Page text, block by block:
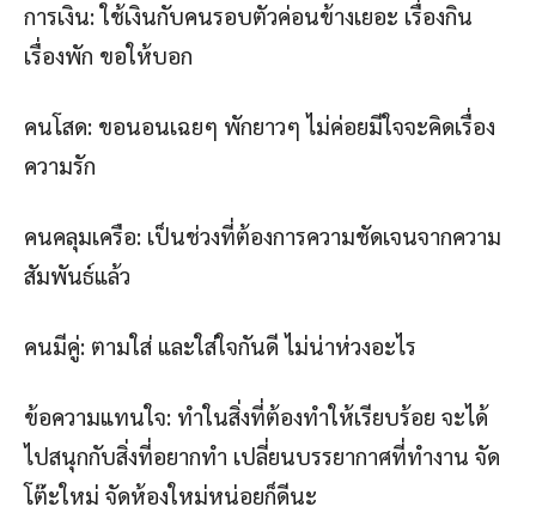
การเงิน: ใช้เงินกับคนรอบตัวค่อนข้างเยอะ เรื่องกิน
เรื่องพัก ขอให้บอก
คนโสด: ขอนอนเฉยๆ พักยาวๆ ไม่ค่อยมีใจจะคิดเรื่อง
ความรัก
คนคลุมเครือ: เป็นช่วงที่ต้องการความชัดเจนจากความ
สัมพันธ์แล้ว
คนมีคู่: ตามใส่ และใส่ใจกันดี ไม่น่าห่วงอะไร
ข้อความแทนใจ: ทำในสิ่งที่ต้องทำให้เรียบร้อย จะได้
ไปสนุกกับสิ่งที่อยากทำ เปลี่ยนบรรยากาศที่ทำงาน จัด
โต๊ะใหม่ จัดห้องใหม่หน่อยก็ดีนะ